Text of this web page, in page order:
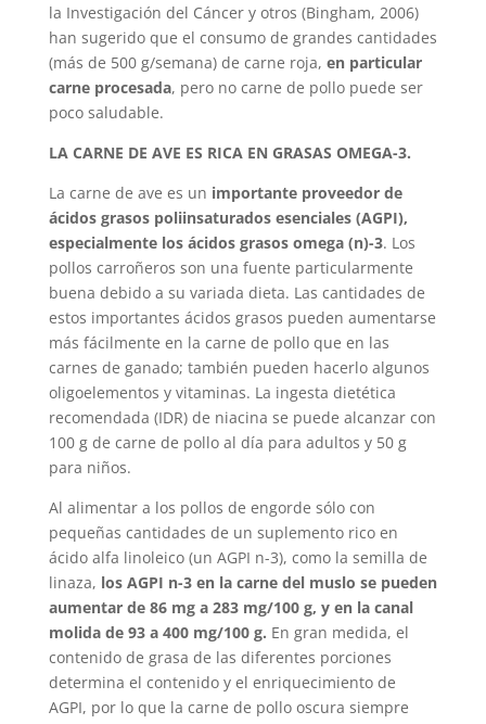
la Investigación del Cáncer y otros (Bingham, 2006)
han sugerido que el consumo de grandes cantidades
(más de 500 g/semana) de carne roja, en particular
carne procesada, pero no carne de pollo puede ser
poco saludable.
LA CARNE DE AVE ES RICA EN GRASAS OMEGA-3.
La carne de ave es un importante proveedor de
ácidos grasos poliinsaturados esenciales (AGPI),
especialmente los ácidos grasos omega (n)-3. Los
pollos carroñeros son una fuente particularmente
buena debido a su variada dieta. Las cantidades de
estos importantes ácidos grasos pueden aumentarse
más fácilmente en la carne de pollo que en las
carnes de ganado; también pueden hacerlo algunos
oligoelementos y vitaminas. La ingesta dietética
recomendada (IDR) de niacina se puede alcanzar con
100 g de carne de pollo al día para adultos y 50 g
para niños.
Al alimentar a los pollos de engorde sólo con
pequeñas cantidades de un suplemento rico en
ácido alfa linoleico (un AGPI n-3), como la semilla de
linaza, los AGPI n-3 en la carne del muslo se pueden
aumentar de 86 mg a 283 mg/100 g, y en la canal
molida de 93 a 400 mg/100 g. En gran medida, el
contenido de grasa de las diferentes porciones
determina el contenido y el enriquecimiento de
AGPI, por lo que la carne de pollo oscura siempre